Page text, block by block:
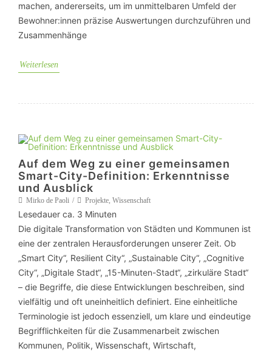
machen, andererseits, um im unmittelbaren Umfeld der
Bewohner:innen präzise Auswertungen durchzuführen und
Zusammenhänge
Weiterlesen
Auf dem Weg zu einer gemeinsamen
Smart-City-Definition: Erkenntnisse
und Ausblick
Mirko de Paoli Projekte, Wissenschaft
Lesedauer ca. 3 Minuten
Die digitale Transformation von Städten und Kommunen ist
eine der zentralen Herausforderungen unserer Zeit. Ob
„Smart City“, Resilient City“, „Sustainable City“, „Cognitive
City“, „Digitale Stadt“, „15-Minuten-Stadt“, „zirkuläre Stadt“
– die Begriffe, die diese Entwicklungen beschreiben, sind
vielfältig und oft uneinheitlich definiert. Eine einheitliche
Terminologie ist jedoch essenziell, um klare und eindeutige
Begrifflichkeiten für die Zusammenarbeit zwischen
Kommunen, Politik, Wissenschaft, Wirtschaft,